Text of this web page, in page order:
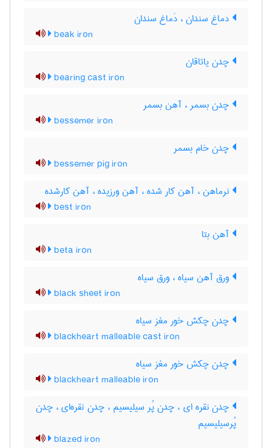
دماغ سندان ، دَماغ سندان
beak iron
چدن یاتاقان
bearing cast iron
چدن بسمر ، آهن بسمر
bessemer iron
چدن خام بسمر
bessemer pig iron
نرماهن ، آهن کار شده ، آهن ورزیده ، آهن کارشده
best iron
آهن بتا
beta iron
ورق آهن سیاه ، ورق سیاه
black sheet iron
چدن چکش خور مغز سیاه
blackheart malleable cast iron
چدن چکش خور مغز سیاه
blackheart malleable iron
چدن نقره ای ، چدن پُر سیلیسیم ، چدن نقره‌ای ، چدن
پُرسیلیسیم
blazed iron